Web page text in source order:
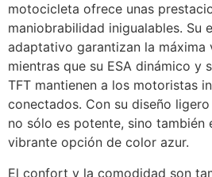
motocicleta ofrece unas
maniobrabilidad inigualables. Su
adaptativo garantizan la máxima
mientras que su ESA dinámico y
TFT mantienen a los motoristas
conectados. Con su diseño
no sólo es potente, sino también
vibrante opción de color azur.
El confort y la comodidad son